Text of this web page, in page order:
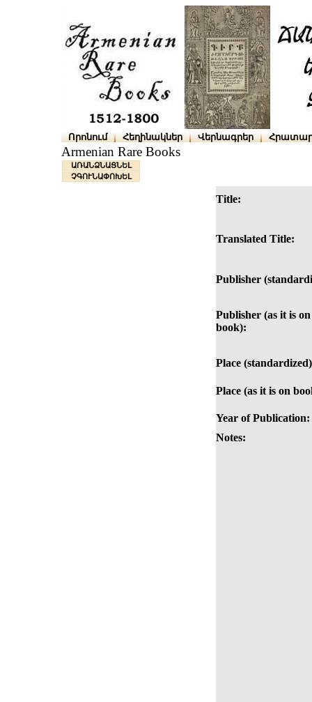
Որոնում Հեղինակներ Վերնագրեր
Armenian Rare Books
ԱՌԱՆՁՆԱՑՆԵԼ
ՉԳՈՒՆԱՓՈԽԵԼ
Title:
Translated Title:
Publisher
Publisher (as it is on
book):
Place
Place (as it is on
Year of Publication:
Notes: